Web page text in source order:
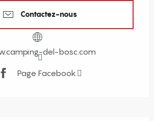
Contactez-nous
del-bosc.com
Page Facebook